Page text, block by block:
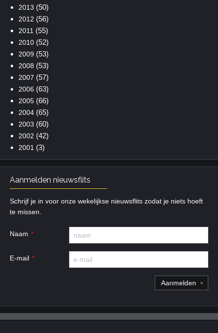
2013 (50)
2012 (56)
2011 (55)
2010(52)
2009 (53)
2008 (53)
2007 (57)
2006 (63)
2005(66)
2004(65)
2003 (60)
2002 (42)
2001 (3)
Aanmelden nieuwsflits
Schrijf je in voor onze wekelijkse nieuwsflits zodat je niets hoeft
te missen.
Naam
E-mail